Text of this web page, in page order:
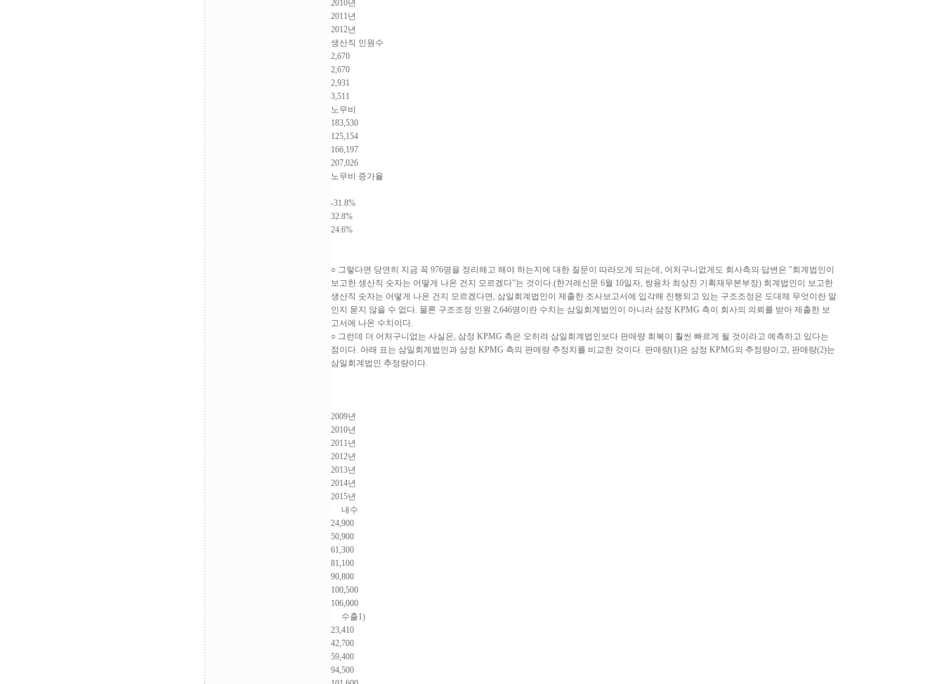
2010년
2011년
2012년
생산직 인원수
2,670
2,670
2,931
3,511
노무비
183,530
125,154
166,197
207,026
노무비 증가율
-31.8%
32.8%
24.6%
○ 그렇다면 당연히 지금 꼭 976명을 정리해고 해야 하는지에 대한 질문이 따라오게 되는데, 어처구니없게도 회사측의 답변은 "회계법인이
보고한 생산직 숫자는 어떻게 나온 건지 모르겠다”는 것이다.(한겨레신문 6월 10일자, 쌍용차 최상진 기획재무본부장) 회계법인이 보고한
생산직 숫자는 어떻게 나온 건지 모르겠다면, 삼일회계법인이 제출한 조사보고서에 입각해 진행되고 있는 구조조정은 도대체 무엇이란 말
인지 묻지 않을 수 없다. 물론 구조조정 인원 2,646명이란 수치는 삼일회계법인이 아니라 삼정 KPMG 측이 회사의 의뢰를 받아 제출한 보
고서에 나온 수치이다.
○ 그런데 더 어처구니없는 사실은, 삼정 KPMG 측은 오히려 삼일회계법인보다 판매량 회복이 훨씬 빠르게 될 것이라고 예측하고 있다는
점이다. 아래 표는 삼일회계법인과 삼정 KPMG 측의 판매량 추정치를 비교한 것이다. 판매량(1)은 삼정 KPMG의 추정량이고, 판매량(2)는
삼일회계법인 추정량이다.
2009년
2010년
2011년
2012년
2013년
2014년
2015년
내수
24,900
50,900
61,300
81,100
90,800
100,500
106,000
수출1)
23,410
42,700
59,400
94,500